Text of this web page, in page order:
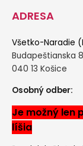
ADRESA
Všetko-Naradie
Budapeštianska 8
040 13 Košice
Osobný odber:
Je možný len
líšia